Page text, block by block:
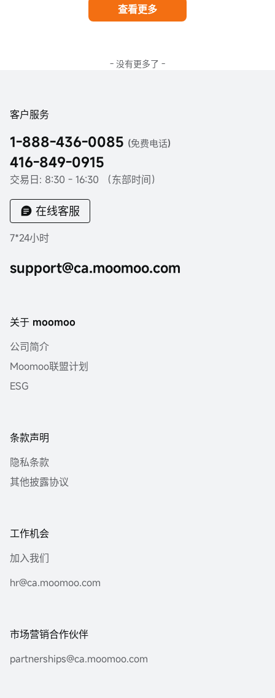
查看更多
- 没有更多了 -
客户服务
1-888-436-0085 (免费电话)
416-849-0915
交易日: 8:30 - 16:30 （东部时间）
在线客服
7*24小时
support@ca.moomoo.com
关于 moomoo
公司简介
Moomoo联盟计划
ESG
条款声明
隐私条款
其他披露协议
工作机会
加入我们
hr@ca.moomoo.com
市场营销合作伙伴
partnerships@ca.moomoo.com